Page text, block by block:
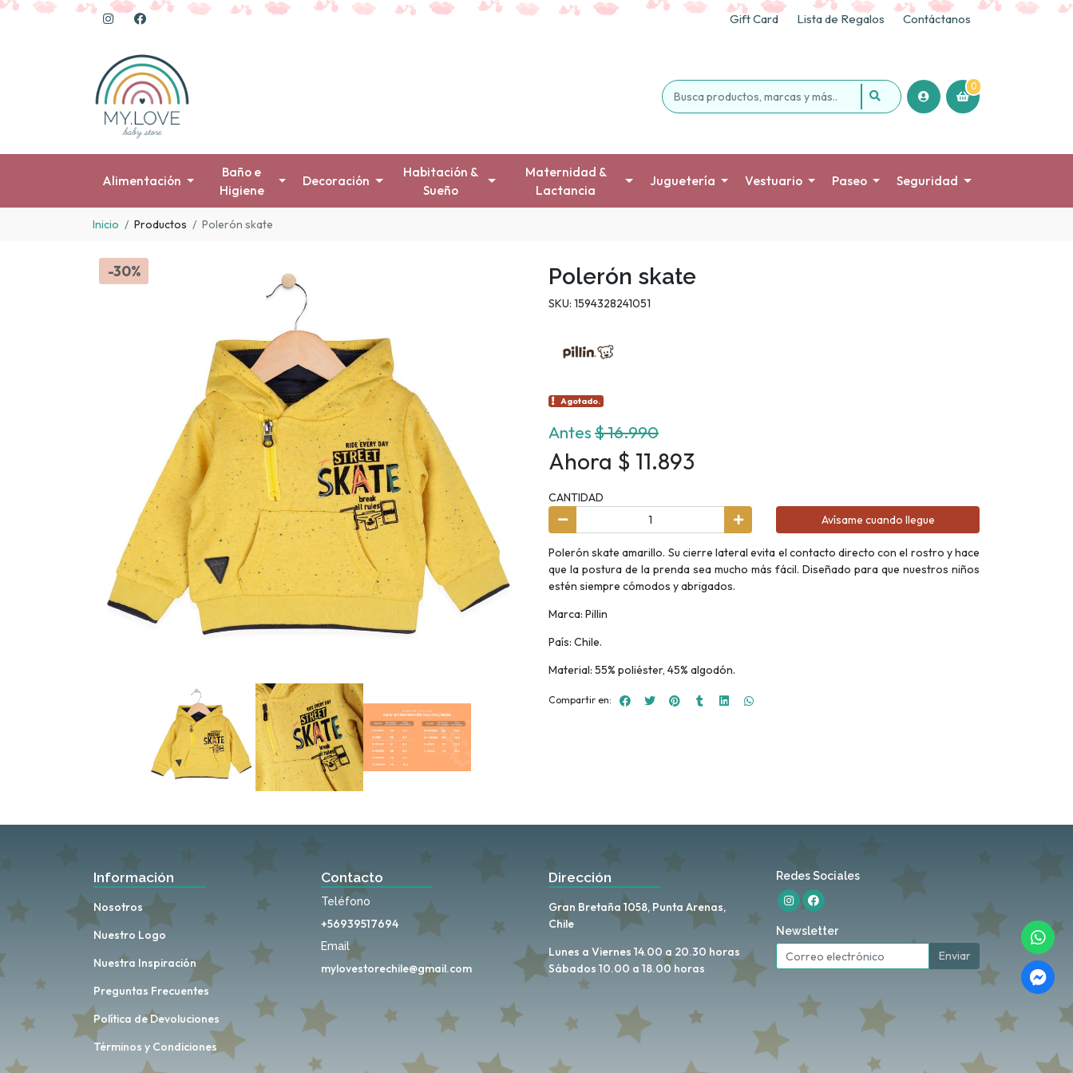
Gift Card Lista de Regalos Contáctanos
0
Alimentación
Baño e
Higiene
Decoración
Habitación &
Sueño
Maternidad &
Lactancia
Juguetería Vestuario Paseo Seguridad
Inicio Productos Polerón skate
-30% Polerón skate
SKU: 1594328241051
Agotado.
Antes$ 16.990
Ahora $ 11.893
CANTIDAD
Avísame cuando llegue
Polerón skate amarillo. Su cierre lateral evita el contacto directo con el rostro y hace
que la postura de la prenda sea mucho más fácil. Diseñado para que nuestros niños
estén siempre cómodos y abrigados.
Marca: Pillin
País: Chile.
Material: 55% poliéster, 45% algodón.
Compartir en:
Información
Nosotros
Nuestro Logo
Nuestra Inspiración
Preguntas Frecuentes
Política de Devoluciones
Términos y Condiciones
Contacto
Teléfono
+56939517694
Email
mylovestorechile@gmail.com
Dirección
Gran Bretaña 1058, Punta Arenas,
Chile
Lunes a Viernes 14.00 a 20.30 horas
Sábados 10.00 a 18.00 horas
Redes Sociales
Newsletter
Enviar